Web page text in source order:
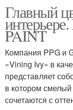
Главный
PAINT
Компания PPG и
«Vining Ivy» в
представляет
в котором
сочетаются с